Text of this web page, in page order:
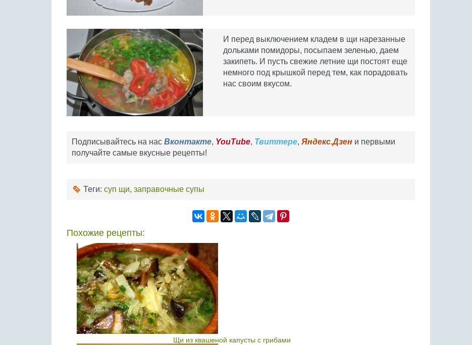
И перед выключением кладем в щи нарезанные
дольками помидоры, посыпаем зеленью, даем
закипеть. И пусть свежие летние щи постоят еще
немного под крышкой перед тем, как порадовать
нас своим вкусом.
Подписывайтесь на нас Вконтакте, YouTube, Твиттере, Яндекс.Дзен и первыми
получайте самые вкусные рецепты!
Теги: суп щи, заправочные супы
Похожие рецепты:
Щи из квашеной капусты с грибами